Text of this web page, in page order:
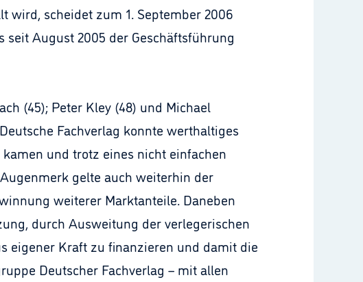
wird, scheidet zum 1. September 2006
August 2005 der Geschäftsführung
(45); Peter Kley (48) und Michael
Fachverlag konnte werthaltiges
und trotz eines nicht einfachen
gelte auch weiterhin der
weiterer Marktanteile. Daneben
durch Ausweitung der verlegerischen
eigener Kraft zu finanzieren und damit die
Deutscher Fachverlag – mit allen